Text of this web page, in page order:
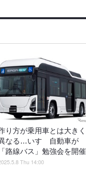
り方が乗用車とは大きく
なる…いすゞ自動車が
「路線バス」勉強会を開催
Thu 14:00